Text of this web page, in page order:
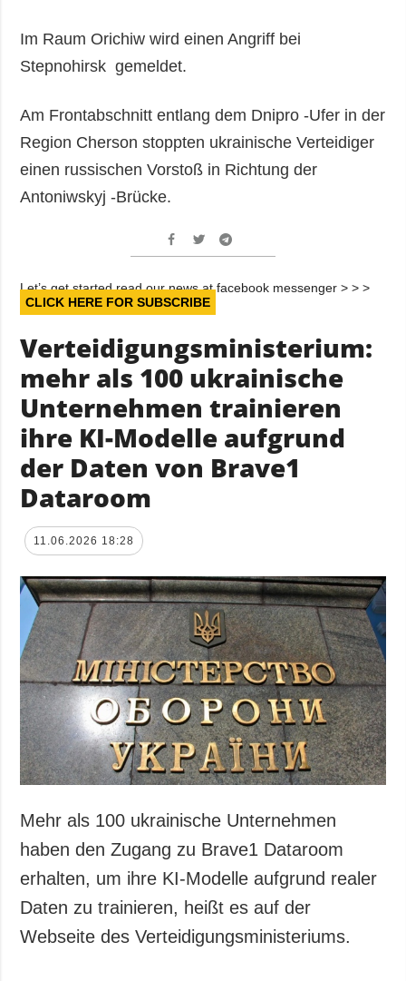
Im Raum Orichiw wird einen Angriff bei
Stepnohirsk gemeldet.
Am Frontabschnitt entlang dem Dnipro -Ufer in der
Region Cherson stoppten ukrainische Verteidiger
einen russischen Vorstoß in Richtung der
Antoniwskyj -Brücke.
Let’s get started read our news at facebook messenger > > >
CLICK HERE FOR SUBSCRIBE
Verteidigungsministerium:
mehr als 100 ukrainische
Unternehmen trainieren
ihre KI-Modelle aufgrund
der Daten von Brave1
Dataroom
11.06.2026 18:28
Mehr als 100 ukrainische Unternehmen
haben den Zugang zu Brave1 Dataroom
erhalten, um ihre KI-Modelle aufgrund realer
Daten zu trainieren, heißt es auf der
Webseite des Verteidigungsministeriums.